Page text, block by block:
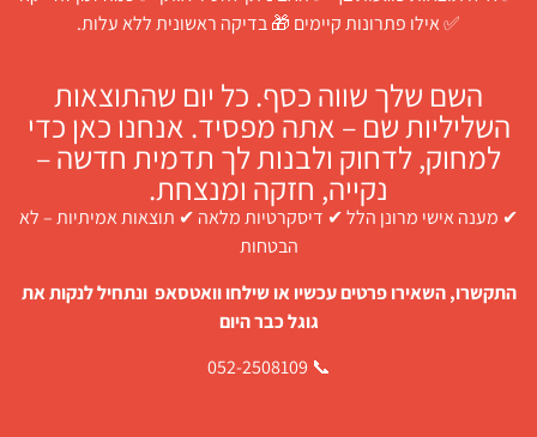
✅ אילו פתרונות קיימים 🎁 בדיקה ראשונית ללא עלות.
השם שלך שווה כסף. כל יום שהתוצאות
השליליות שם – אתה מפסיד. אנחנו כאן כדי
למחוק, לדחוק ולבנות לך תדמית חדשה –
נקייה, חזקה ומנצחת.
✔ מענה אישי מרונן הלל ✔ דיסקרטיות מלאה ✔ תוצאות אמיתיות – לא
הבטחות
התקשרו, השאירו פרטים עכשיו או שילחו וואטסאפ ונתחיל לנקות את
גוגל כבר היום
📞 052-2508109